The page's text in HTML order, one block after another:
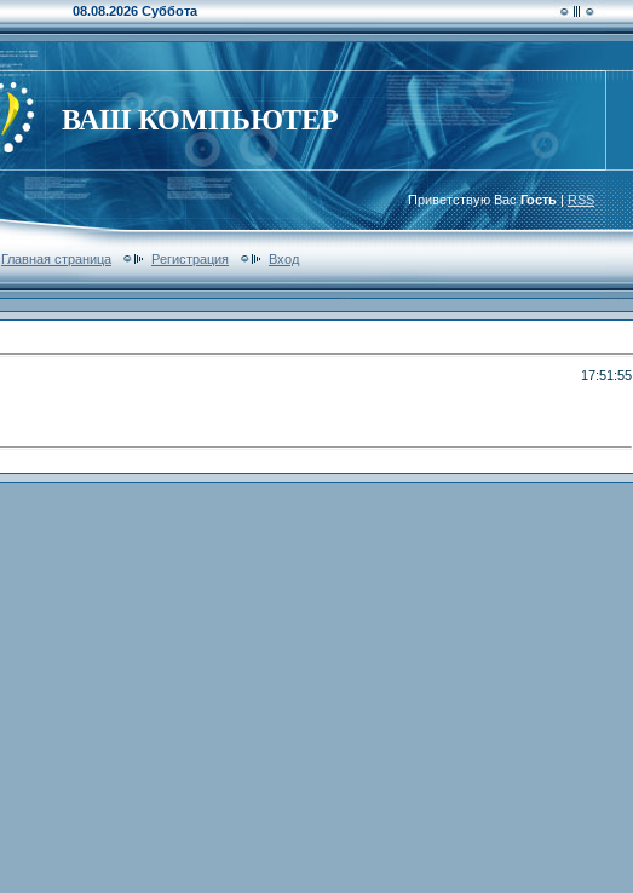
08.08.2026 Суббота
ВАШ КОМПЬЮТЕР
Приветствую ВасГость|RSS
Главная страница Регистрация Вход
17:51:55